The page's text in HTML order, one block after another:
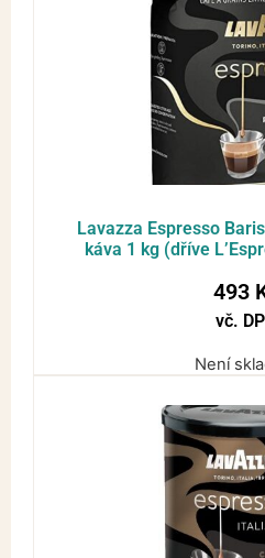
Lavazza Espresso
káva 1 kg (dříve
493
vč.
Není